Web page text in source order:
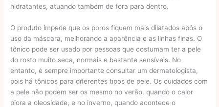
hidratantes, atuando também de fora para dentro.
O produto impede que os poros fiquem mais dilatados após o
uso da máscara, melhorando a aparência e as linhas finas. O
tônico pode ser usado por pessoas que costumam ter a pele
do rosto muito seca, normais e bastante sensíveis. No
entanto, é sempre importante consultar um dermatologista,
pois há tônicos para diferentes tipos de pele. Os cuidados com
a pele não podem ser os mesmo no verão, quando o calor
piora a oleosidade, e no inverno, quando acontece o